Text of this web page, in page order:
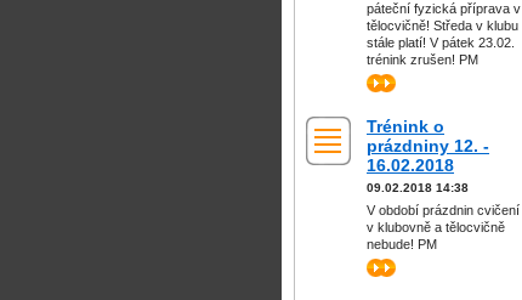
páteční fyzická příprava v
tělocvičně! Středa v klubu
stále platí! V pátek 23.02.
trénink zrušen! PM
>>
Trénink o
prázdniny 12. -
16.02.2018
09.02.2018 14:38
V období prázdnin cvičení
v klubovně a tělocvičně
nebude! PM
>>